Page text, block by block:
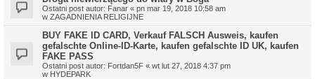
Ostatni post autor: Fanar « pn mar 19, 2018 10:58 am
w ZAGADNIENIA RELIGIJNE
BUY FAKE ID CARD, Verkauf FALSCH Ausweis, kaufen
gefalschte Online-ID-Karte, kaufen gefalschte ID UK, kaufen
FAKE PASS
Ostatni post autor: Fortdan5F « wt lut 27, 2018 4:37 pm
w HYDEPARK